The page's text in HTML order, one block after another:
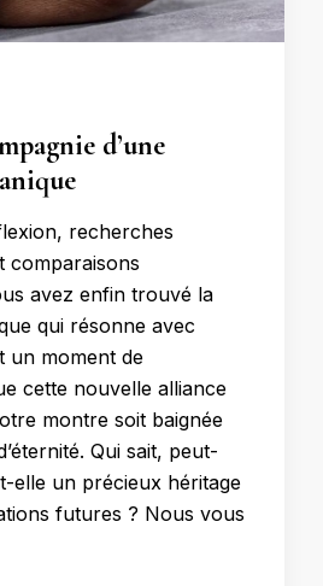
d’une
recherches
comparaisons
avez enfin trouvé la
qui résonne avec
un moment de
cette nouvelle alliance
montre soit baignée
Qui sait, peut-
elle un précieux héritage
futures ? Nous vous